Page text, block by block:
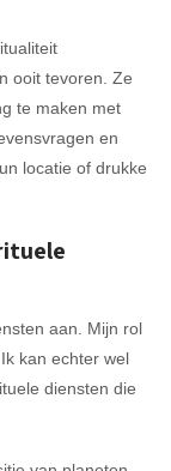
ooit tevoren. Ze
te maken met
en
locatie of drukke
aan. Mijn rol
kan echter wel
diensten die